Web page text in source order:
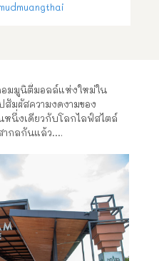
อมมูนิตี้มอลล์แห่งใหม่ใน
มผัสความงดงามของ
หนึ่งเดียวกับโลกไลฟ์สไตล์
ากลกันแล้ว….